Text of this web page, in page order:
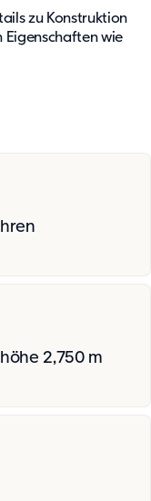
zu Konstruktion
Eigenschaften wie
2,750 m